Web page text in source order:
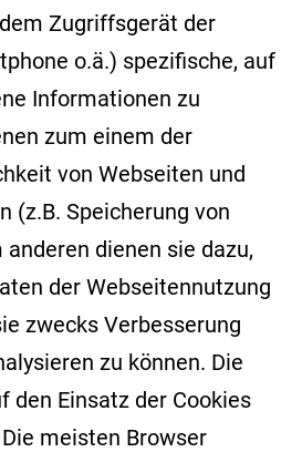
Zugriffsgerät der
o.ä.) spezifische, auf
Informationen zu
zum einem der
von Webseiten und
(z.B. Speicherung von
dienen sie dazu,
der Webseitennutzung
zwecks Verbesserung
zu können. Die
den Einsatz der Cookies
meisten Browser